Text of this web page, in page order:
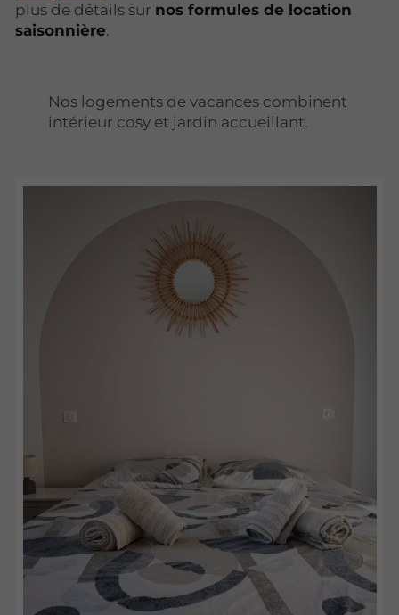
plus de détails sur nos formules de location
saisonnière.
Nos logements de vacances combinent
intérieur cosy et jardin accueillant.